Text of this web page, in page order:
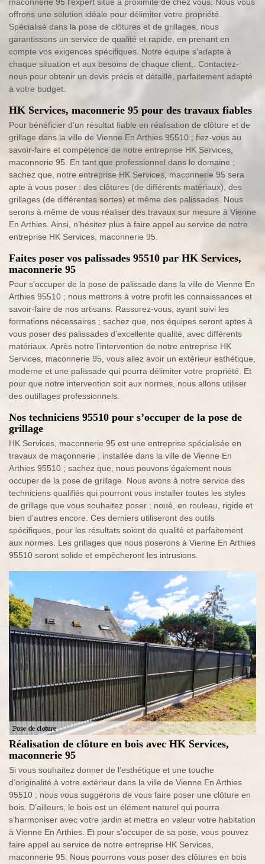
maconnerie 95 l'expert situé à proximité de chez vous. Nous vous
offrons une solution idéale pour délimiter votre propriété.
Spécialisé dans la pose de clôtures et de grillages, nous
garantissons un service de qualité et rapide, en prenant en
compte vos exigences spécifiques. Notre équipe s'adapte à
chaque situation et aux besoins de chaque client,. Contactez-
nous pour obtenir un devis précis et détaillé, parfaitement adapté
à votre budget.
HK Services, maconnerie 95 pour des travaux fiables
Pour bénéficier d’un résultat fiable en réalisation de clôture et de
grillage dans la ville de Vienne En Arthies 95510 ; fiez-vous au
savoir-faire et compétence de notre entreprise HK Services,
maconnerie 95. En tant que professionnel dans le domaine ;
sachez que, notre entreprise HK Services, maconnerie 95 sera
apte à vous poser : des clôtures (de différents matériaux), des
grillages (de différentes sortes) et même des palissades. Nous
serons à même de vous réaliser des travaux sur mesure à Vienne
En Arthies. Ainsi, n’hésitez plus à faire appel au service de notre
entreprise HK Services, maconnerie 95.
Faites poser vos palissades 95510 par HK Services,
maconnerie 95
Pour s’occuper de la pose de palissade dans la ville de Vienne En
Arthies 95510 ; nous mettrons à votre profit les connaissances et
savoir-faire de nos artisans. Rassurez-vous, ayant suivi les
formations nécessaires ; sachez que, nos équipes seront aptes à
vous poser des palissades d’excellente qualité, avec différents
matériaux. Après notre l’intervention de notre entreprise HK
Services, maconnerie 95, vous allez avoir un extérieur esthétique,
moderne et une palissade qui pourra délimiter votre propriété. Et
pour que notre intervention soit aux normes, nous allons utiliser
des outillages professionnels.
Nos techniciens 95510 pour s’occuper de la pose de
grillage
HK Services, maconnerie 95 est une entreprise spécialisée en
travaux de maçonnerie ; installée dans la ville de Vienne En
Arthies 95510 ; sachez que, nous pouvons également nous
occuper de la pose de grillage. Nous avons à notre service des
techniciens qualifiés qui pourront vous installer toutes les styles
de grillage que vous souhaitez poser : noué, en rouleau, rigide et
bien d’autres encore. Ces derniers utiliseront des outils
spécifiques, pour les résultats soient de qualité et parfaitement
aux normes. Les grillages que nous poserons à Vienne En Arthies
95510 seront solide et empêcheront les intrusions.
Réalisation de clôture en bois avec HK Services,
maconnerie 95
Si vous souhaitez donner de l’esthétique et une touche
d’originalité à votre extérieur dans la ville de Vienne En Arthies
95510 ; nous vous suggérons de vous faire poser une clôture en
bois. D’ailleurs, le bois est un élément naturel qui pourra
s’harmoniser avec votre jardin et mettra en valeur votre habitation
à Vienne En Arthies. Et pour s’occuper de sa pose, vous pouvez
faire appel au service de notre entreprise HK Services,
maconnerie 95. Nous pourrons vous poser des clôtures en bois